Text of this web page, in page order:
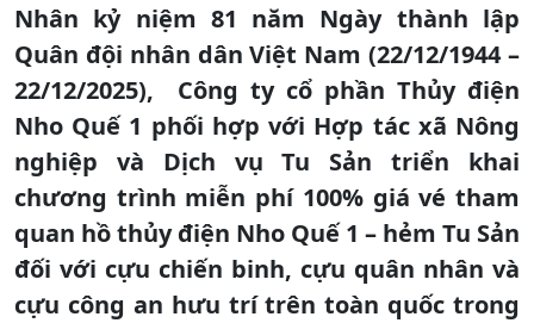
Nhân kỷ niệm 81 năm Ngày thành lập
Quân đội nhân dân Việt Nam (22/12/1944 –
22/12/2025), Công ty cổ phần Thủy điện
Nho Quế 1 phối hợp với Hợp tác xã Nông
nghiệp và Dịch vụ Tu Sản triển khai
chương trình miễn phí 100% giá vé tham
quan hồ thủy điện Nho Quế 1 – hẻm Tu Sản
đối với cựu chiến binh, cựu quân nhân và
cựu công an hưu trí trên toàn quốc trong